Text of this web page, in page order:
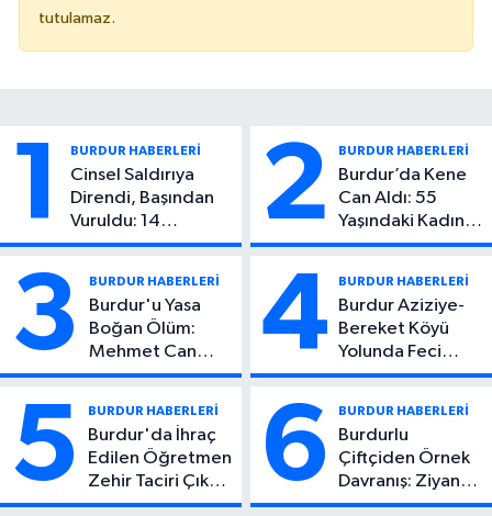
tutulamaz.
1 BURDUR HABERLERİ
Cinsel Saldırıya
Direndi, Başından
Vuruldu: 14
Yaşındaki Çocuktan
2 BURDUR HABERLERİ
Burdur’da Kene
Can Aldı: 55
Yaşındaki Kadın
Hayatını Kaybetti
3 BURDUR HABERLERİ
Burdur'u Yasa
Boğan Ölüm:
Mehmet Can
Atıcı Genç Yaşta
4 BURDUR HABERLERİ
Burdur Aziziye-
Bereket Köyü
Yolunda Feci
Kaza: 1 Ölü, 2
5 BURDUR HABERLERİ
Burdur'da İhraç
Edilen Öğretmen
Zehir Taciri Çıktı:
Binlerce
6 BURDUR HABERLERİ
Burdurlu
Çiftçiden Örnek
Davranış: Ziyan
Olmasın Diye